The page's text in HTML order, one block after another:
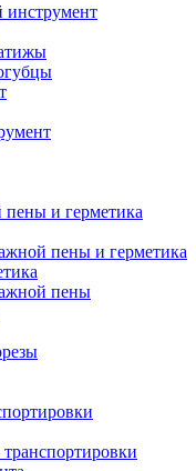
и герметика
пены и герметика
пены